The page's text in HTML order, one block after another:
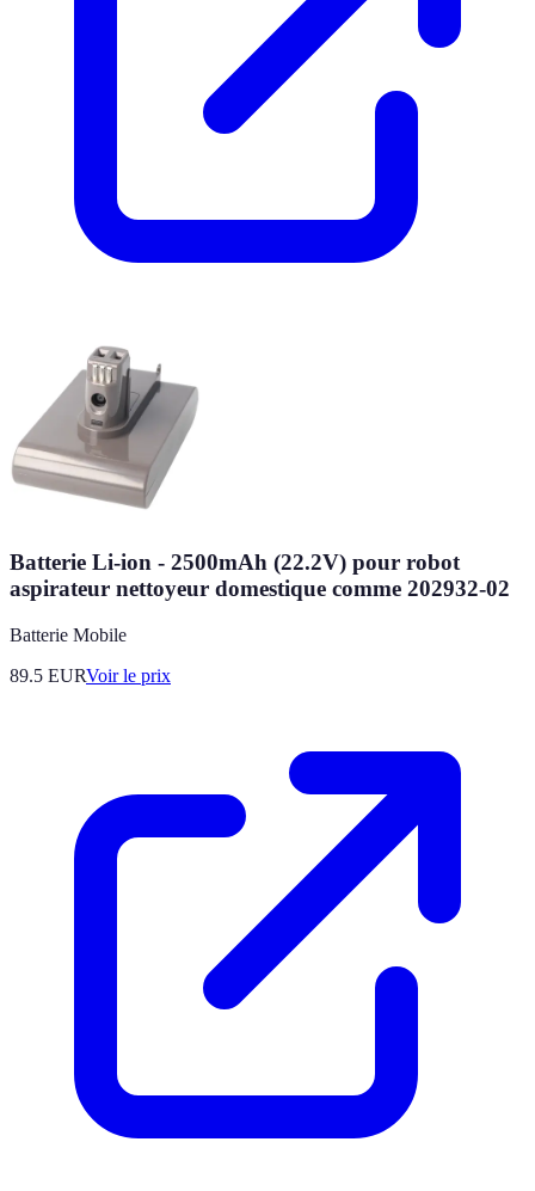
Batterie Li-ion - 2500mAh (22.2V) pour robot
aspirateur nettoyeur domestique comme 202932-02
Batterie Mobile
89.5 EURVoir le prix